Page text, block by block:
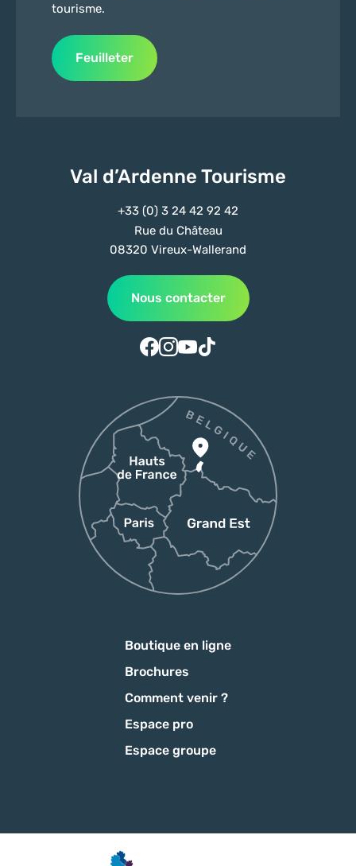
tourisme.
Feuilleter
Val d’Ardenne Tourisme
+33 (0) 3 24 42 92 42
Rue du Château
08320 Vireux-Wallerand
Nous contacter
Suivez-nous sur Facebook
Suivez-nous sur Instagram
Suivez-nous sur Youtube
Suivez-nous sur Tiktok
Boutique en ligne
Brochures
Comment venir ?
Espace pro
Espace groupe